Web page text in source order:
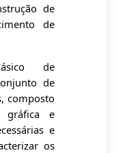
de
de
de
de
composto
gráfica e
e
os